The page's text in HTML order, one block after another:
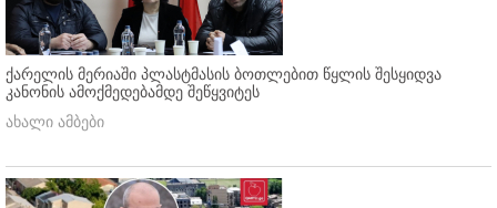
ქარელის მერიაში პლასტმასის ბოთლებით წყლის შესყიდვა
კანონის ამოქმედებამდე შეწყვიტეს
ახალი ამბები